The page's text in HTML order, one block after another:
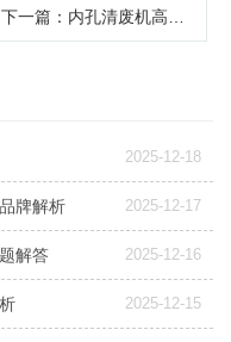
下一篇 ：内孔清废机高效清理废料提升生产效率
2025-12-18
牌解析 2025-12-17
解答 2025-12-16
2025-12-15